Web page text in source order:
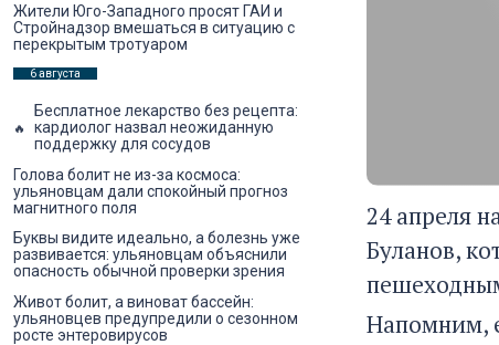
24 апреля
Буланов,
Напомним,
Жители Юго-Западного просят ГАИ и
Стройнадзор вмешаться в ситуацию с
перекрытым тротуаром
6 августа
Бесплатное лекарство без рецепта:
кардиолог назвал неожиданную
поддержку для сосудов
Голова болит не из-за космоса:
ульяновцам дали спокойный прогноз
магнитного поля
Буквы видите идеально, а болезнь уже
развивается: ульяновцам объяснили
опасность обычной проверки зрения
Живот болит, а виноват бассейн:
ульяновцев предупредили о сезонном
росте энтеровирусов